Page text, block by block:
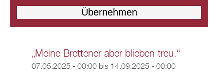
„Meine Brettener aber blieben treu.“
07.05.2025 - 00:00bis 14.09.2025 - 00:00